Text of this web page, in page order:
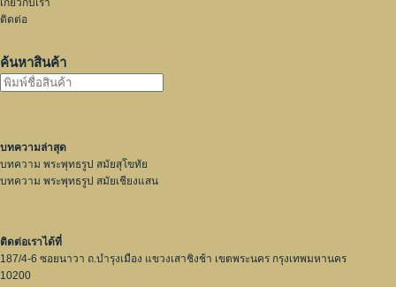
ติดต่อ
ค้นหาสินค้า
บทความล่าสุด
บทความ พระพุทธรูป สมัยสุโขทัย
บทความ พระพุทธรูป สมัยเชียงแสน
ติดต่อเราได้ที่
187/4-6 ซอยนาวา ถ.บำรุงเมือง แขวงเสาชิงช้า เขตพระนคร กรุงเทพมหานคร
10200